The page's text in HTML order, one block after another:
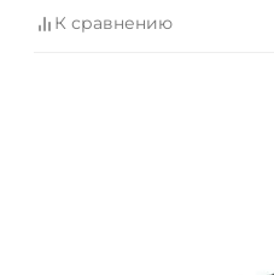
К сравнению